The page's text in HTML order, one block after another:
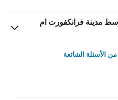
مدينة فرانكفورت ام
الأسئلة الشائعة